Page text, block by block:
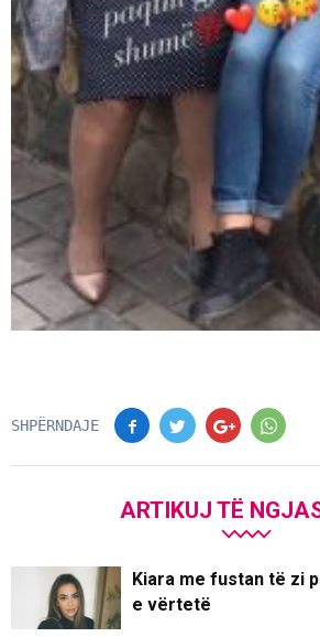
SHPËRNDAJE
ARTIKUJ TË
Kiara me fustan të zi
e vërtetë